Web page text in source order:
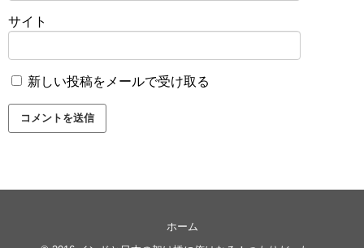
サイト
新しい投稿をメールで受け取る
ホーム